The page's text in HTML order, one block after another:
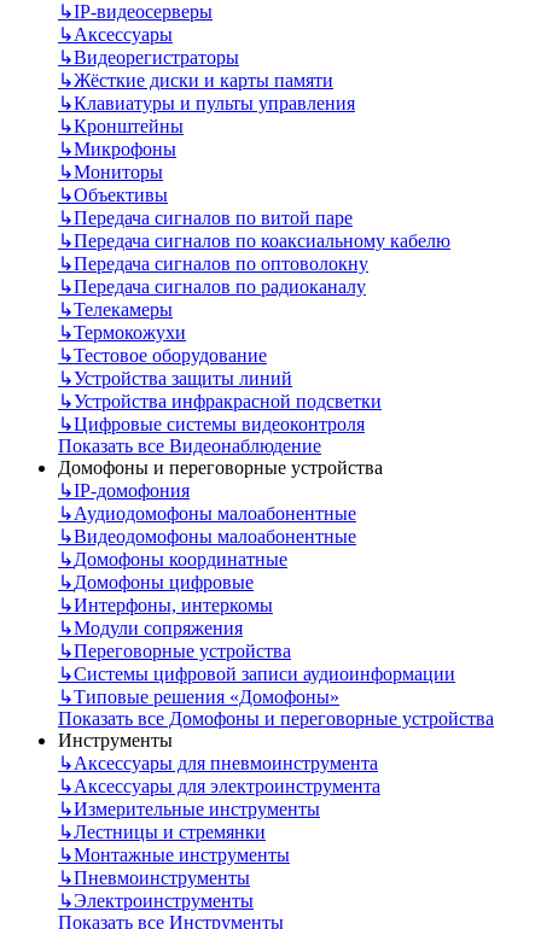
↳IP-видеосерверы
↳Аксессуары
↳Видеорегистраторы
↳Жёсткие диски и карты памяти
↳Клавиатуры и пульты управления
↳Кронштейны
↳Микрофоны
↳Мониторы
↳Объективы
↳Передача сигналов по витой паре
↳Передача сигналов по коаксиальному кабелю
↳Передача сигналов по оптоволокну
↳Передача сигналов по радиоканалу
↳Телекамеры
↳Термокожухи
↳Тестовое оборудование
↳Устройства защиты линий
↳Устройства инфракрасной подсветки
↳Цифровые системы видеоконтроля
Показать все Видеонаблюдение
Домофоны и переговорные устройства
↳IP-домофония
↳Аудиодомофоны малоабонентные
↳Видеодомофоны малоабонентные
↳Домофоны координатные
↳Домофоны цифровые
↳Интерфоны, интеркомы
↳Модули сопряжения
↳Переговорные устройства
↳Системы цифровой записи аудиоинформации
↳Типовые решения «Домофоны»
Показать все Домофоны и переговорные устройства
Инструменты
↳Аксессуары для пневмоинструмента
↳Аксессуары для электроинструмента
↳Измерительные инструменты
↳Лестницы и стремянки
↳Монтажные инструменты
↳Пневмоинструменты
↳Электроинструменты
Показать все Инструменты